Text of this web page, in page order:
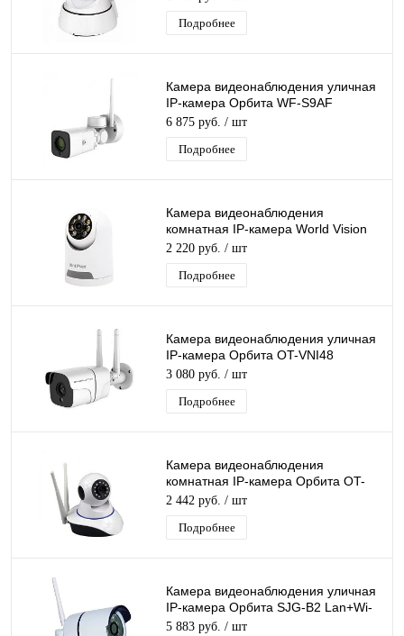
3,6мм
Подробнее
Камера видеонаблюдения уличная
IP-камера Орбита WF-S9AF
Lan+Wi-Fi камера 2 Mpix 3,6мм для
дома и др.
6 875 руб. / шт
Подробнее
Камера видеонаблюдения
комнатная IP-камера World Vision
RI344 Wi-Fi ip камера 3 Mpix 3,6мм
2 220 руб. / шт
Подробнее
Камера видеонаблюдения уличная
IP-камера Орбита OT-VNI48
Lan+Wi-Fi камера 2 Mpix 3,6мм для
дома и др
3 080 руб. / шт
Подробнее
Камера видеонаблюдения
комнатная IP-камера Орбита OT-
VNI16 Lan+Wi-Fi камера 2 Mpix
3,6мм
2 442 руб. / шт
Подробнее
Камера видеонаблюдения уличная
IP-камера Орбита SJG-B2 Lan+Wi-
Fi камера 1 Mpix 3,6мм H.264
5 883 руб. / шт